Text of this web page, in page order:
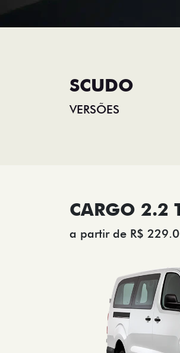
SCUDO
VERSÕES
CARGO 2.2
a partir de R$